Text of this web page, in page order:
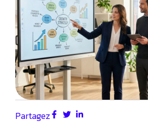
Partagez